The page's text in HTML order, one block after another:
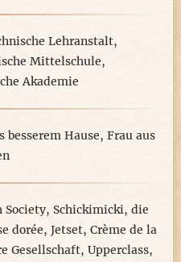
Lehranstalt,
Mittelschule,
Akademie
besserem Hause, Frau aus
Society, Schickimicki, die
dorée, Jetset, Crème de la
Gesellschaft, Upperclass,